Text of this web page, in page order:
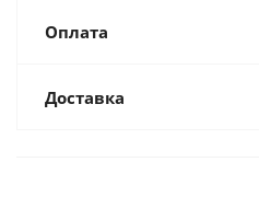
Оплата
Доставка